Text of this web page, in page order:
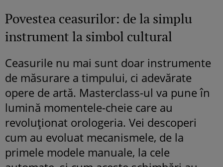
Povestea ceasurilor: de la simplu
instrument la simbol cultural
Ceasurile nu mai sunt doar instrumente
de măsurare a timpului, ci adevărate
opere de artă. Masterclass-ul va pune în
lumină momentele-cheie care au
revoluționat orologeria. Vei descoperi
cum au evoluat mecanismele, de la
primele modele manuale, la cele